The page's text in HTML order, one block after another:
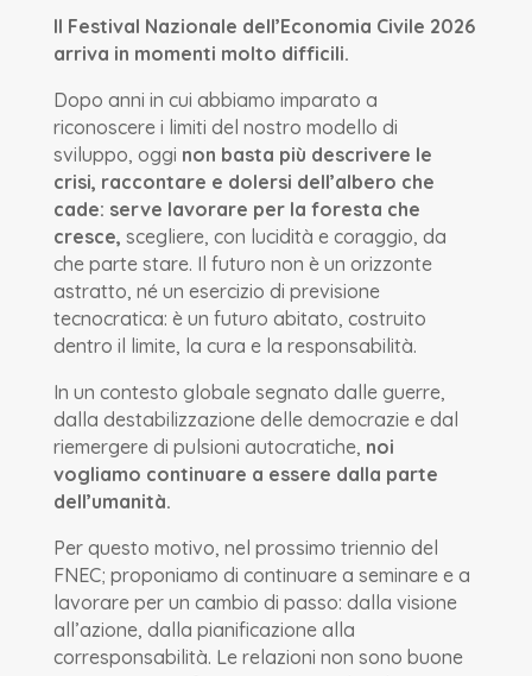
Il Festival Nazionale dell’Economia Civile 2026
arriva in momenti molto difficili.
Dopo anni in cui abbiamo imparato a
riconoscere i limiti del nostro modello di
sviluppo, oggi non basta più descrivere le
crisi, raccontare e dolersi dell’albero che
cade: serve lavorare per la foresta che
cresce, scegliere, con lucidità e coraggio, da
che parte stare. Il futuro non è un orizzonte
astratto, né un esercizio di previsione
tecnocratica: è un futuro abitato, costruito
dentro il limite, la cura e la responsabilità.
In un contesto globale segnato dalle guerre,
dalla destabilizzazione delle democrazie e dal
riemergere di pulsioni autocratiche, noi
vogliamo continuare a essere dalla parte
dell’umanità.
Per questo motivo, nel prossimo triennio del
FNEC; proponiamo di continuare a seminare e a
lavorare per un cambio di passo: dalla visione
all’azione, dalla pianificazione alla
corresponsabilità. Le relazioni non sono buone